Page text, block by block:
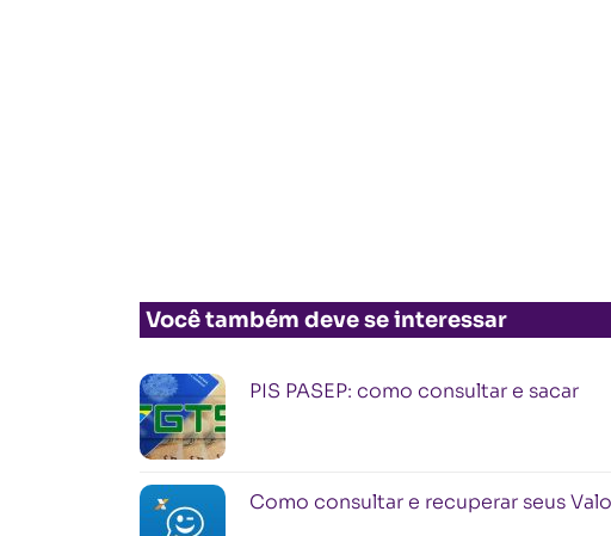
Você também deve se interessar
PIS PASEP: como consultar e sacar
Como consultar e recuperar seus